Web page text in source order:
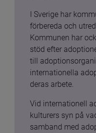
I Sverige har
förbereda och
Kommunen har
stöd efter
till
internationella
deras arbete.
Vid internationell
kulturers syn på
samband med